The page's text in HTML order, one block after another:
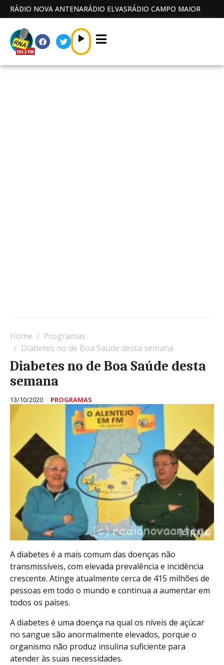
RÁDIO NOVA ANTENARÁDIO ELVASRÁDIO CAMPO MAIOR
Home
Programas
Diabetes no de Boa Saúde desta semana
Diabetes no de Boa Saúde desta
semana
13/10/2020 PROGRAMAS
A diabetes é a mais comum das doenças não
transmissíveis, com elevada prevalência e incidência
crescente. Atinge atualmente cerca de 415 milhões de
pessoas em todo o mundo e continua a aumentar em
todos os países.
A diabetes é uma doença na qual os níveis de açúcar
no sangue são anormalmente elevados, porque o
organismo não produz insulina suficiente para
atender às suas necessidades.